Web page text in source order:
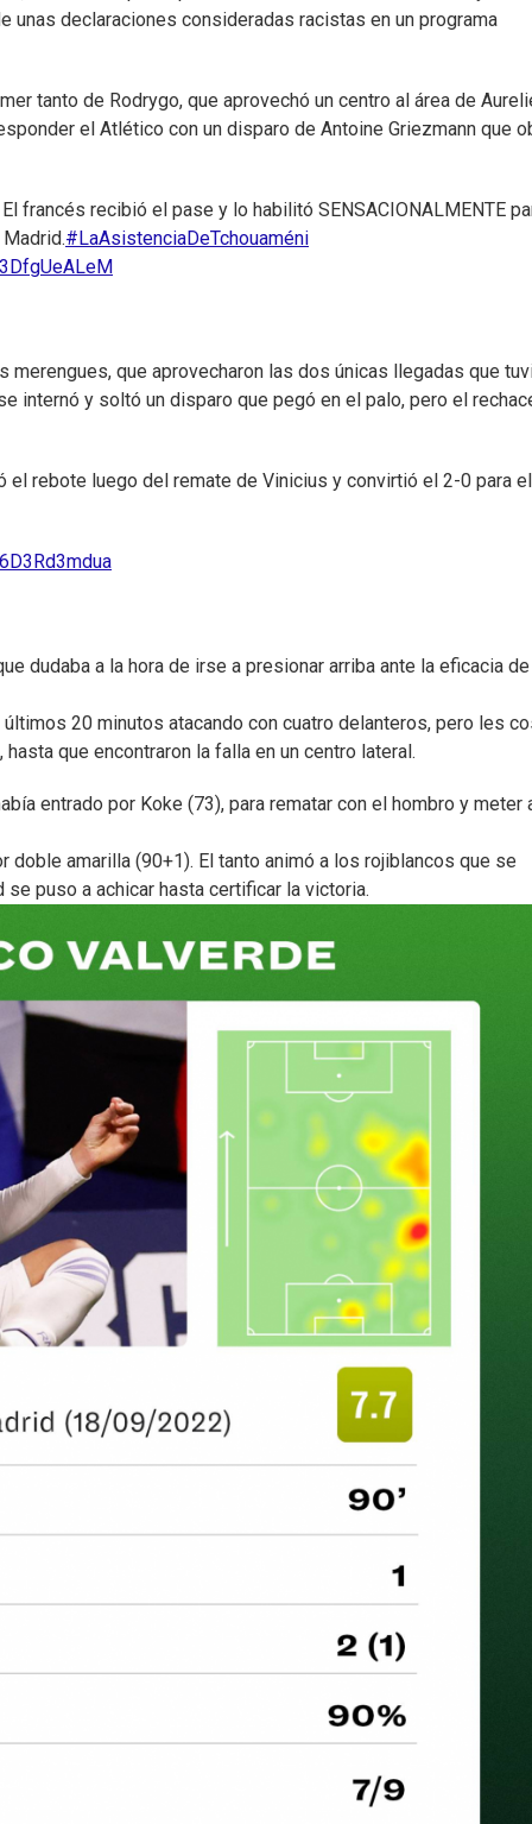
unas declaraciones consideradas racistas en un programa
tanto de Rodrygo, que aprovechó un centro al área de
el Atlético con un disparo de Antoine Griezmann que
francés recibió el pase y lo habilitó SENSACIONALMENTE
#LaAsistenciaDeTchouaméni
que aprovecharon las dos únicas llegadas que
internó y soltó un disparo que pegó en el palo, pero el
el rebote luego del remate de Vinicius y convirtió el 2-0 para
dudaba a la hora de irse a presionar arriba ante la eficacia
20 minutos atacando con cuatro delanteros, pero les
que encontraron la falla en un centro lateral.
entrado por Koke (73), para rematar con el hombro y meter
amarilla (90+1). El tanto animó a los rojiblancos que se
puso a achicar hasta certificar la victoria.